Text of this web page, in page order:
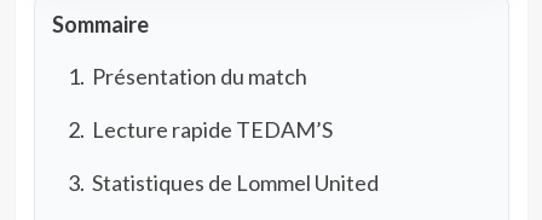
Sommaire
Présentation du match
Lecture rapide TEDAM’S
Statistiques de Lommel United